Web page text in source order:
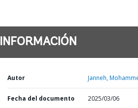
INFORMACIÓN
Autor Janneh,
Fecha del documento 2025/03/06